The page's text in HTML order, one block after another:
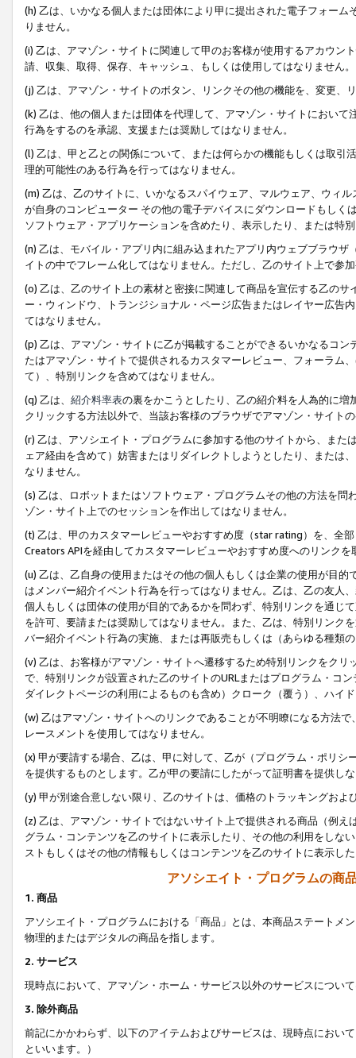
(h) 乙は、いかなる個人または団体により甲に提出された電子フォー
りません。
(i) 乙は、アマゾン・サイトに関連して甲のお客様が使用するアカウン
請、収集、取得、保存、キャッシュ、もしくは使用してはなりません。
(j) 乙は、アマゾン・サイトのボタン、リンクその他の機能を、変更、
(k) 乙は、他の個人または団体を代理して、アマゾン・サイトにおい
行為をするのを承認、支援または奨励してはなりません。
(l) 乙は、甲と乙との関係について、または何らかの機能もしくは取
理的可能性のある行為を行ってはなりません。
(m) 乙は、乙のサイトに、いかなるスパイウェア、マルウェア、ウィ
が自身のコンピューター その他の電子デバイスにダウンロードもし
ソフトウェア・アプリケーションを含めたり、表示したり、または特
(n) 乙は、モバイル・アプリ内に組み込まれたアプリ内ウェブブラウ
イトの中でフレーム化してはなりません。ただし、乙のサイト上で参
(o) 乙は、乙のサイト上の素材と密接に関連して商品を宣伝する乙の
ー・ウィンドウ、トランジショナル・ページ広告またはレイヤー広告
てはなりません。
(p) 乙は、アマゾン・サイトに乙が掲載することができるいかなるコ
たはアマゾン・サイトで提供されるカスタマーレビュー、フォーラム
て）、特別リンクを含めてはなりません。
(q) 乙は、 紹介料率表の裏をかこうとしたり、乙の紹介料を人為的に
クリックする方法以外で、当該お客様のブラウザでアマゾン・サイト
(r) 乙は、アソシエイト・プログラムに参加する他のサイトから、ま
ェア経由を含めて）妨害またはリダイレクトしようとしたり、または
なりません。
(s) 乙は、ロボットまたはソフトウェア・プログラムその他の方法を
ゾン・サイト上でのセッションを作出してはなりません。
(t) 乙は、甲のカスタマーレビューやおすすめ度（star rating）を、全
Creators APIを経由してカスタマーレビューやおすすめ度へのリンクを
(u) 乙は、乙自身の使用またはその他の個人もしくは企業の使用が目
はメンバー紹介イベント行為を行ってはなりません。乙は、乙の友人
個人もしくは団体の使用が目的であるかを問わず、特別リンクを通じ
を許可、要請または奨励してはなりません。また、乙は、特別リンク
バー紹介イベント行為の実施、または再販売もしくは（あらゆる種類
(v) 乙は、お客様がアマゾン・サイトへ遷移するため特別リンクをク
で、特別リンクが設置された乙のサイトのURLまたはプログラム・コ
ダイレクトページの利用によるものも含め）クローク（覆う）、ハイ
(w) 乙はアマゾン・サイトへのリンクであることが不明瞭になる方法
レースメントを使用してはなりません。
(x) 甲が要請する場合、乙は、甲に対して、乙が（プログラム・ポリ
を提供するものとします。乙が甲の要請にしたがって証明書を提供し
(y) 甲が別途合意しない限り、乙のサイトは、価格のトラッキングお
(z) 乙は、アマゾン・サイトではないサイト上で提供される商品（例
グラム・コンテンツを乙のサイトに表示したり、その他の利用をしな
ストもしくはその他の情報もしくはコンテンツを乙のサイトに表示し
アソシエイト・プログラムの商
1. 商品
アソシエイト・プログラムにおける「商品」とは、本商品ステートメ
物理的またはデジタルの商品を指します。
2. サービス
現時点において、アマゾン・ホーム・サービス以外のサービスについ
3. 除外商品
前記にかかわらず、以下のアイテムおよびサービスは、現時点におい
といいます。）